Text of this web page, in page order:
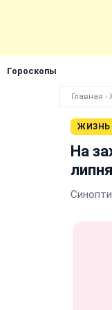
Гороскопы
Главная ›
ЖИЗНЬ
На